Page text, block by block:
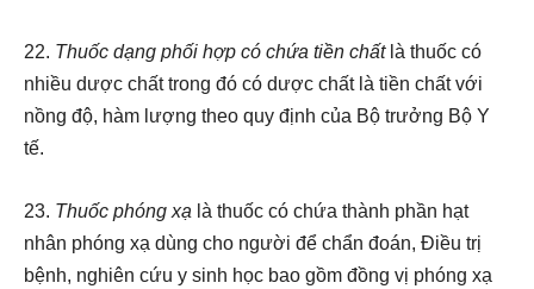
22. Thuốc dạng phối hợp có chứa tiền chấtlà thuốc có
nhiều dược chất trong đó có dược chất là tiền chất với
nồng độ, hàm lượng theo quy định của Bộ trưởng Bộ Y
tế.
23. Thuốc phóng xạ là thuốc có chứa thành phần hạt
nhân phóng xạ dùng cho người để chẩn đoán, Điều trị
bệnh, nghiên cứu y sinh học bao gồm đồng vị phóng xạ